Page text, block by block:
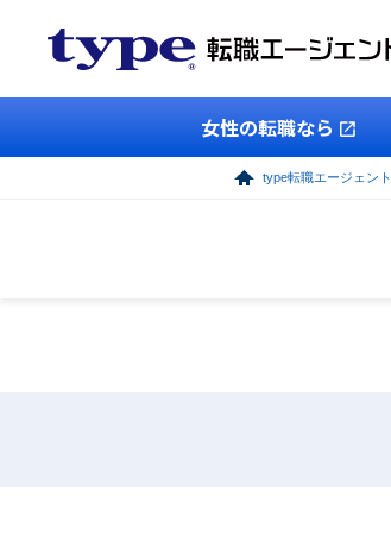
女性の転職なら
type転職エージェント